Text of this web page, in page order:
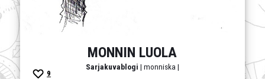
MONNIN LUOLA
Sarjakuvablogi | monniska |
9